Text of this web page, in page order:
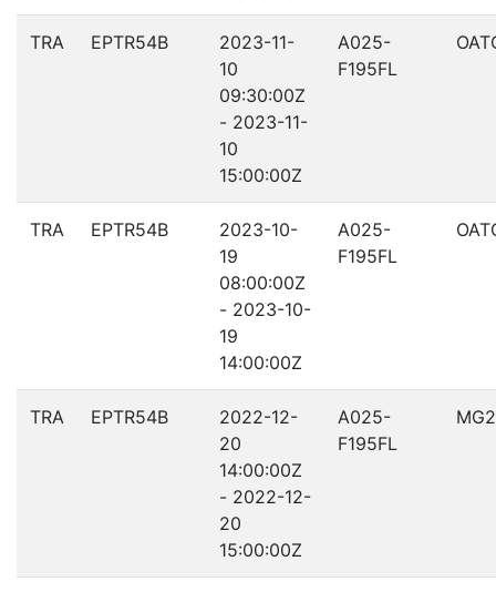
TRA EPTR54B
2023-11-
10
09:30:00Z
- 2023-11-
10
15:00:00Z
A025-
F195FL
TRA EPTR54B
2023-10-
19
08:00:00Z
- 2023-10-
19
14:00:00Z
A025-
F195FL
TRA EPTR54B
2022-12-
20
14:00:00Z
- 2022-12-
20
15:00:00Z
A025-
F195FL